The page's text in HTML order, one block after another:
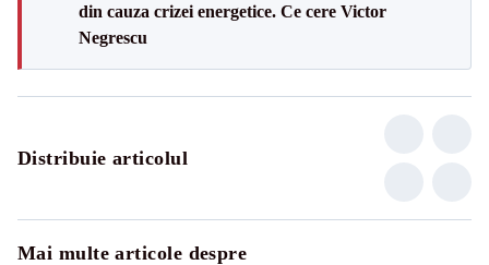
din cauza crizei energetice. Ce cere Victor
Negrescu
Distribuie articolul
Mai multe articole despre